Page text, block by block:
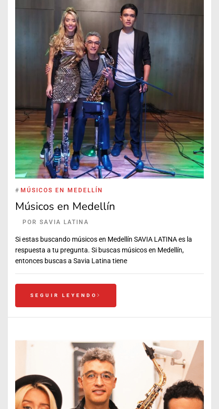
# MÚSICOS EN MEDELLÍN
Músicos en Medellín
POR SAVIA LATINA
Si estas buscando músicos en Medellín SAVIA LATINA es la
respuesta a tu pregunta. Si buscas músicos en Medellín,
entonces buscas a Savia Latina tiene
SEGUIR LEYENDO